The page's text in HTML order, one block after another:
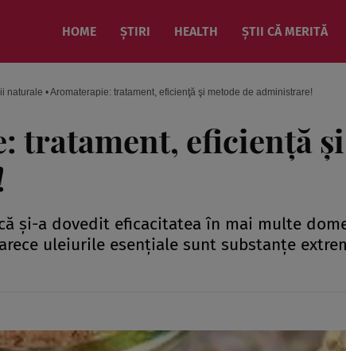
HOME ȘTIRI HEALTH ȘTII CĂ MERITĂ
naturale •Aromaterapie: tratament, eficienţă şi metode de administrare!
tratament, eficienţă
şi-a dovedit eficacitatea în mai multe
uleiurile esenţiale sunt substanţe